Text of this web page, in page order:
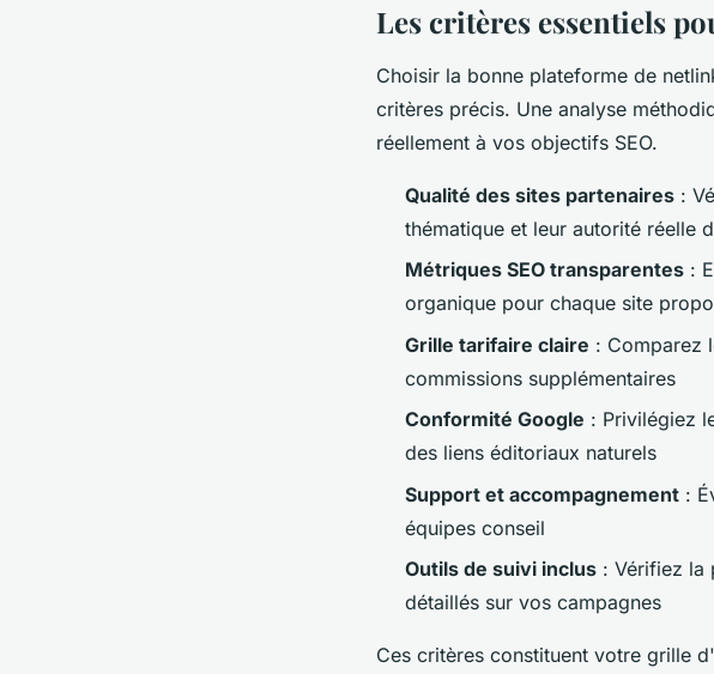
Les critères essentiels
Choisir la bonne plateforme de
critères précis. Une analyse
réellement à vos objectifs SEO.
Qualité des sites partenaires :
thématique et leur autorité réelle
Métriques SEO transparentes :
organique pour chaque site
Grille tarifaire claire : Comparez
commissions supplémentaires
Conformité Google : Privilégiez
des liens éditoriaux naturels
Support et accompagnement :
équipes conseil
Outils de suivi inclus : Vérifiez la
détaillés sur vos campagnes
Ces critères constituent votre grille